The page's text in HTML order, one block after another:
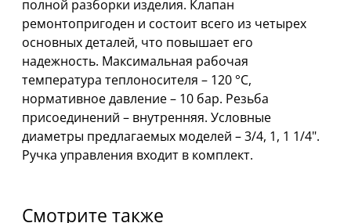
полной разборки изделия. Клапан
ремонтопригоден и состоит всего из четырех
основных деталей, что повышает его
надежность. Максимальная рабочая
температура теплоносителя – 120 °C,
нормативное давление – 10 бар. Резьба
присоединений – внутренняя. Условные
диаметры предлагаемых моделей – 3/4, 1, 1 1/4".
Ручка управления входит в комплект.
Смотрите также